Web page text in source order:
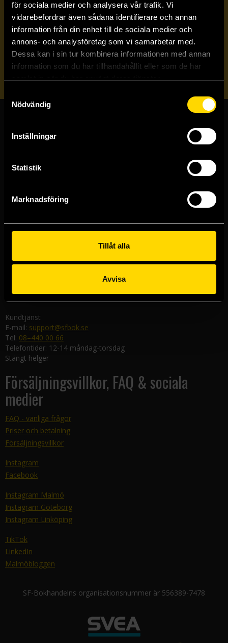
för sociala medier och analysera vår trafik. Vi
vidarebefordrar även sådana identifierare och annan
information från din enhet till de sociala medier och
annons- och analysföretag som vi samarbetar med.
Dessa kan i sin tur kombinera informationen med annan
information som du har tillhandahållit eller som de har
Nödvändig
Inställningar
Statistik
Marknadsföring
Tillåt alla
Avvisa
Prenumerera på vårt nyhetsbrev
Veckobrevet
Skicka
Butiker & kundtjänst
Västerlånggatan 48
Göteborgsbutiken
Kungsgatan 19
Malmöbutiken
582 19 Linköping
Kundtjänst
E-mail: support@sfbok.se
Tel: 08–440 00 66
Telefontider: 12-14 måndag-torsdag
Stängt helger
Försäljningsvillkor, FAQ & sociala
medier
FAQ - vanliga frågor
Priser och betalning
Försäljningsvillkor
Instagram
Facebook
Instagram Malmö
Instagram Göteborg
Instagram Linköping
TikTok
LinkedIn
Malmöbloggen
SF-Bokhandelns organisationsnummer är 556389-7478